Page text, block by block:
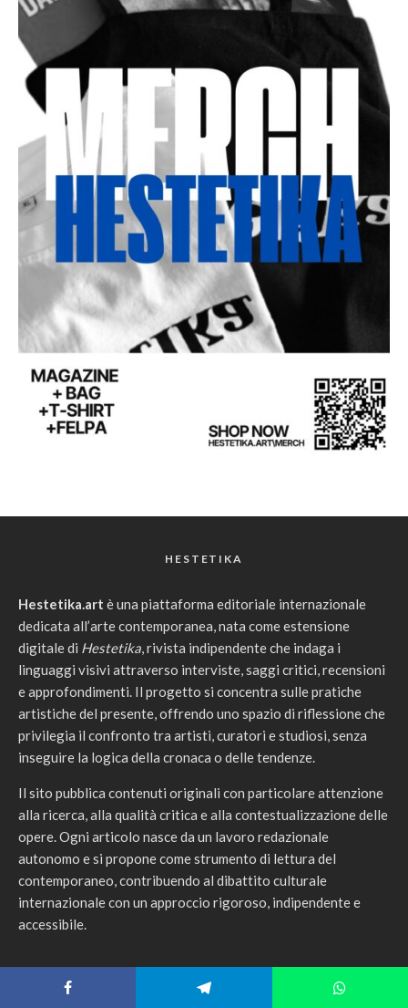
HESTETIKA
Hestetika.art è una piattaforma editoriale internazionale
dedicata all’arte contemporanea, nata come estensione
digitale di Hestetika , rivista indipendente che indaga i
linguaggi visivi attraverso interviste, saggi critici, recensioni
e approfondimenti. Il progetto si concentra sulle pratiche
artistiche del presente, offrendo uno spazio di riflessione che
privilegia il confronto tra artisti, curatori e studiosi, senza
inseguire la logica della cronaca o delle tendenze.
Il sito pubblica contenuti originali con particolare attenzione
alla ricerca, alla qualità critica e alla contestualizzazione delle
opere. Ogni articolo nasce da un lavoro redazionale
autonomo e si propone come strumento di lettura del
contemporaneo, contribuendo al dibattito culturale
internazionale con un approccio rigoroso, indipendente e
accessibile.